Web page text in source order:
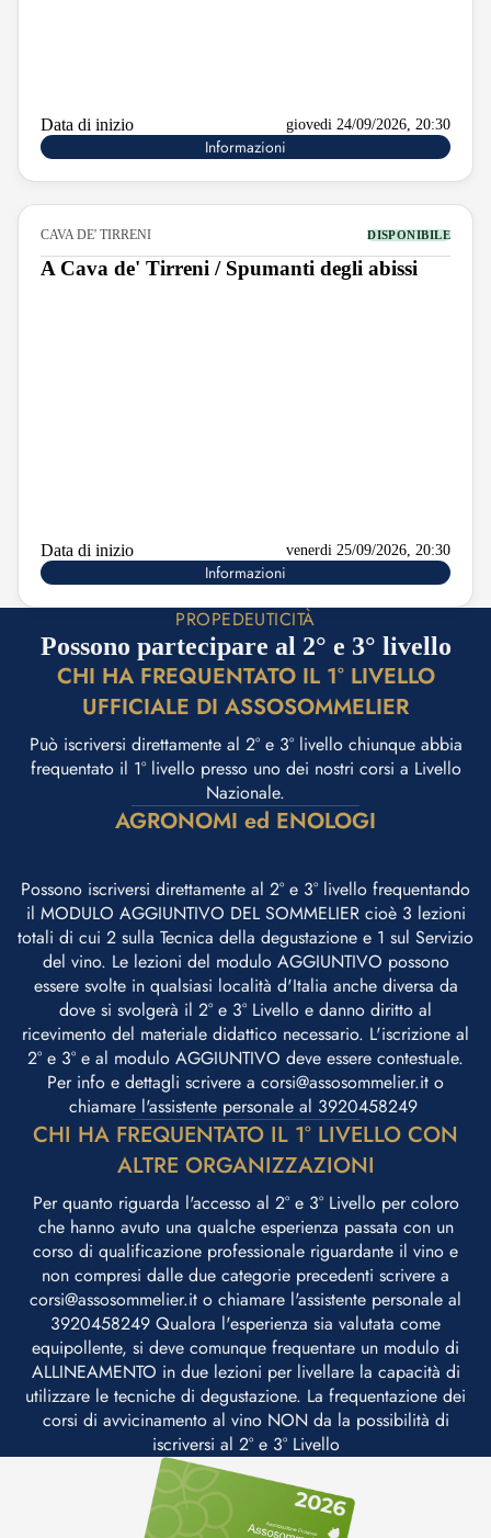
Data di inizio giovedi 24/09/2026, 20:30
Informazioni
CAVA DE' TIRRENI DISPONIBILE
A Cava de' Tirreni / Spumanti degli abissi
Data di inizio venerdi 25/09/2026, 20:30
Informazioni
PROPEDEUTICITÀ
Possono partecipare al 2° e 3° livello
CHI HA FREQUENTATO IL 1° LIVELLO
UFFICIALE DI ASSOSOMMELIER
Può iscriversi direttamente al 2° e 3° livello chiunque abbia
frequentato il 1° livello presso uno dei nostri corsi a Livello
Nazionale.
AGRONOMI ed ENOLOGI
Possono iscriversi direttamente al 2° e 3° livello frequentando
il MODULO AGGIUNTIVO DEL SOMMELIER cioè 3 lezioni
totali di cui 2 sulla Tecnica della degustazione e 1 sul Servizio
del vino. Le lezioni del modulo AGGIUNTIVO possono
essere svolte in qualsiasi località d'Italia anche diversa da
dove si svolgerà il 2° e 3° Livello e danno diritto al
ricevimento del materiale didattico necessario. L'iscrizione al
2° e 3° e al modulo AGGIUNTIVO deve essere contestuale.
Per info e dettagli scrivere a corsi@assosommelier.it o
chiamare l'assistente personale al 3920458249 ​
CHI HA FREQUENTATO IL 1° LIVELLO CON
ALTRE ORGANIZZAZIONI
Per quanto riguarda l'accesso al 2° e 3° Livello per coloro
che hanno avuto una qualche esperienza passata con un
corso di qualificazione professionale riguardante il vino e
non compresi dalle due categorie precedenti scrivere a
corsi@assosommelier.it o chiamare l'assistente personale al
3920458249 Qualora l'esperienza sia valutata come
equipollente, si deve comunque frequentare un modulo di
ALLINEAMENTO in due lezioni per livellare la capacità di
utilizzare le tecniche di degustazione. La frequentazione dei
corsi di avvicinamento al vino NON da la possibilità di
iscriversi al 2° e 3° Livello